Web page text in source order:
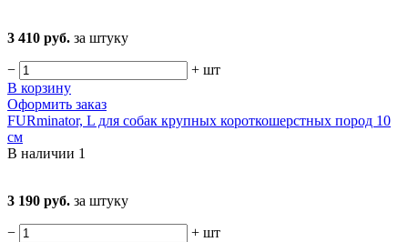
3 410 руб. за штуку
− + шт
В корзину
Оформить заказ
FURminator, L для собак крупных короткошерстных пород 10
см
В наличии 1
3 190 руб. за штуку
− + шт